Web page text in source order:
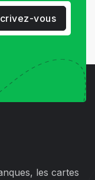
vous
les cartes